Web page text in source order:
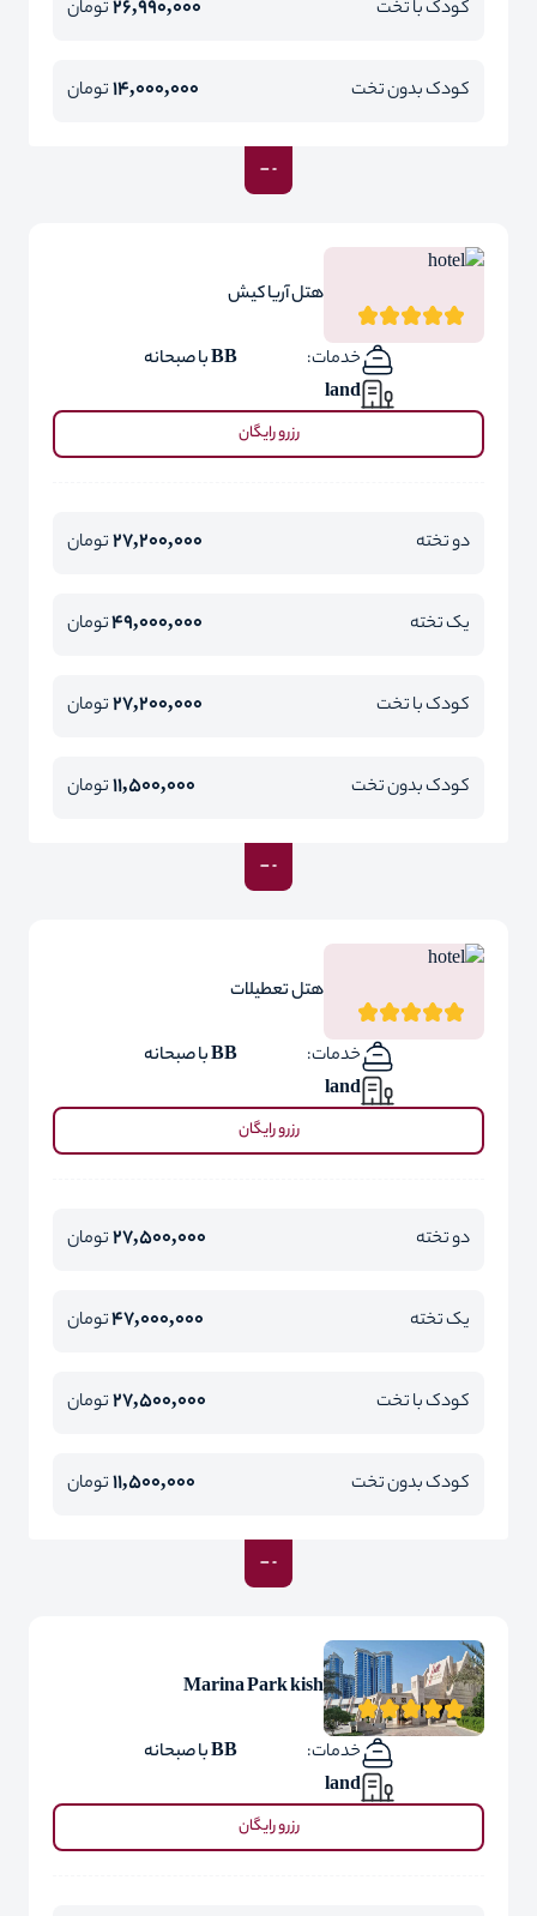
کودک با تخت 26,990,000تومان
کودک بدون تخت 14,000,000تومان
هتل آریا کیش
خدمات:
BB با صبحانه
land
رزرو رایگان
دو تخته 27,200,000تومان
یک تخته 49,000,000تومان
کودک با تخت 27,200,000تومان
کودک بدون تخت 11,500,000تومان
هتل تعطیلات
خدمات:
BB با صبحانه
land
رزرو رایگان
دو تخته 27,500,000تومان
یک تخته 47,000,000تومان
کودک با تخت 27,500,000تومان
کودک بدون تخت 11,500,000تومان
Marina Park kish
خدمات:
BB با صبحانه
land
رزرو رایگان